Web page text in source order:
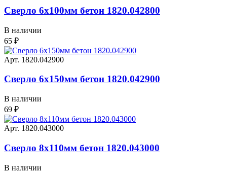
Сверло 6х100мм бетон 1820.042800
В наличии
65 ₽
Арт. 1820.042900
Сверло 6х150мм бетон 1820.042900
В наличии
69 ₽
Арт. 1820.043000
Сверло 8х110мм бетон 1820.043000
В наличии